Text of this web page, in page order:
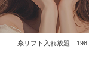
糸リフト入れ放題